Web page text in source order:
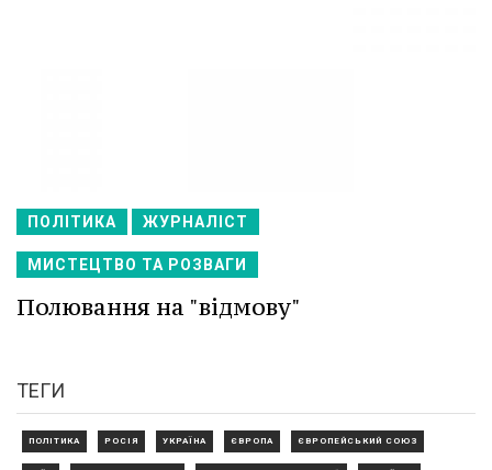
ПОЛІТИКА ЖУРНАЛІСТ
МИСТЕЦТВО ТА РОЗВАГИ
Полювання на "відмову"
ТЕГИ
ПОЛІТИКА РОСІЯ УКРАЇНА ЄВРОПА ЄВРОПЕЙСЬКИЙ СОЮЗ